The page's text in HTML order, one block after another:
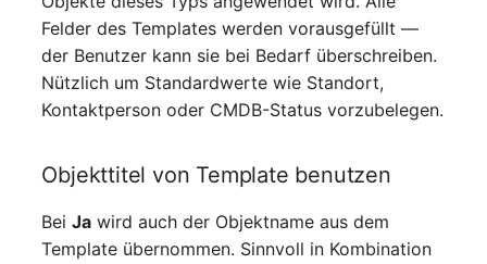
Zugewiesene Personen
(Organisation)
Zugewiesene SIM-Karten
Felder des Templates werden vorausgefüllt —
der Benutzer kann sie bei Bedarf überschreiben.
Nützlich um Standardwerte wie Standort,
Kontaktperson oder CMDB-Status vorzubelegen.
Objekttitel von Template benutzen
BeiJa wird auch der Objektname aus dem
Template übernommen. Sinnvoll in Kombination